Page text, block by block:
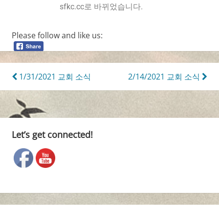
sfkc.cc로 바뀌었습니다.
Please follow and like us:
1/31/2021 교회 소식 2/14/2021 교회 소식
Let’s get connected!